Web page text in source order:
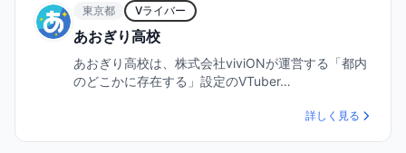
東京都 Vライバー
あおぎり高校
あおぎり高校は、株式会社viviONが運営する「都内
のどこかに存在する」設定のVTuber…
詳しく見る